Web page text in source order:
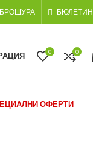
БРОШУРА БЮЛЕТИН
0 0
ОФЕРТИ